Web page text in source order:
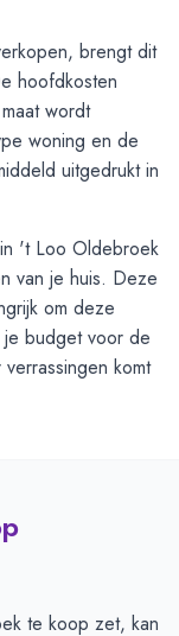
brengt dit
hoofdkosten
wordt
woning en de
uitgedrukt in
't Loo Oldebroek
van je huis. Deze
om deze
budget voor de
komt
te koop zet, kan